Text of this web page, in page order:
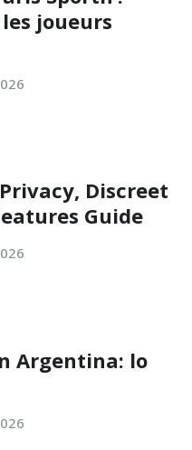
joueurs
Discreet
Guide
Argentina: lo